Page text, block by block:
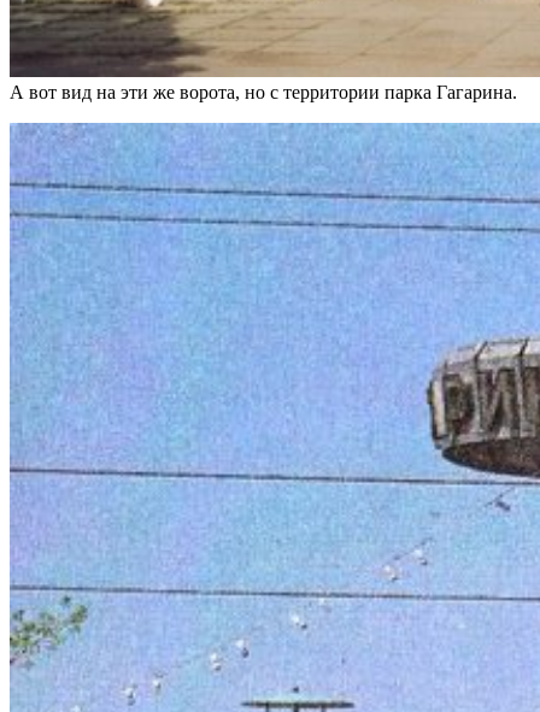
А вот вид на эти же ворота, но с территории парка Гагарина.